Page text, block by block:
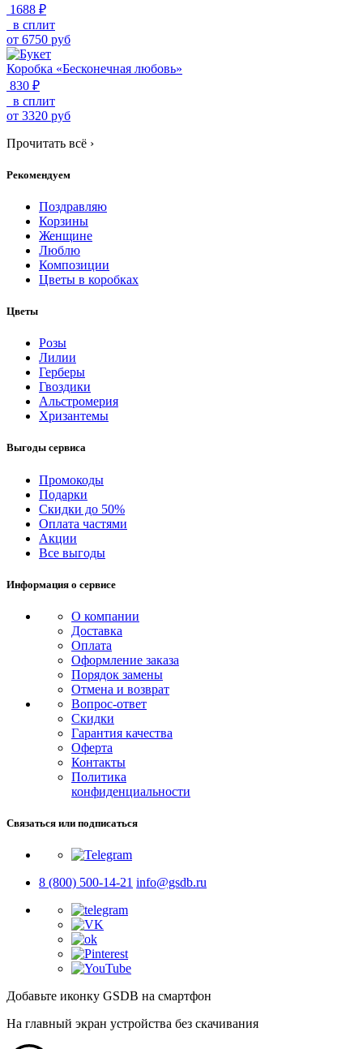
1688 ₽
в сплит
от 6750 руб
Коробка «Бесконечная любовь»
830 ₽
в сплит
от 3320 руб
Прочитать всё ›
Рекомендуем
Поздравляю
Корзины
Женщине
Люблю
Композиции
Цветы в коробках
Цветы
Розы
Лилии
Герберы
Гвоздики
Альстромерия
Хризантемы
Выгоды сервиса
Промокоды
Подарки
Скидки до 50%
Оплата частями
Акции
Все выгоды
Информация о сервисе
О компании
Доставка
Оплата
Оформление заказа
Порядок замены
Отмена и возврат
Вопрос-ответ
Скидки
Гарантия качества
Оферта
Контакты
Политика
конфиденциальности
Связаться или подписаться
8 (800) 500-14-21 info@gsdb.ru
Добавьте иконку GSDB на смартфон
На главный экран устройства без скачивания